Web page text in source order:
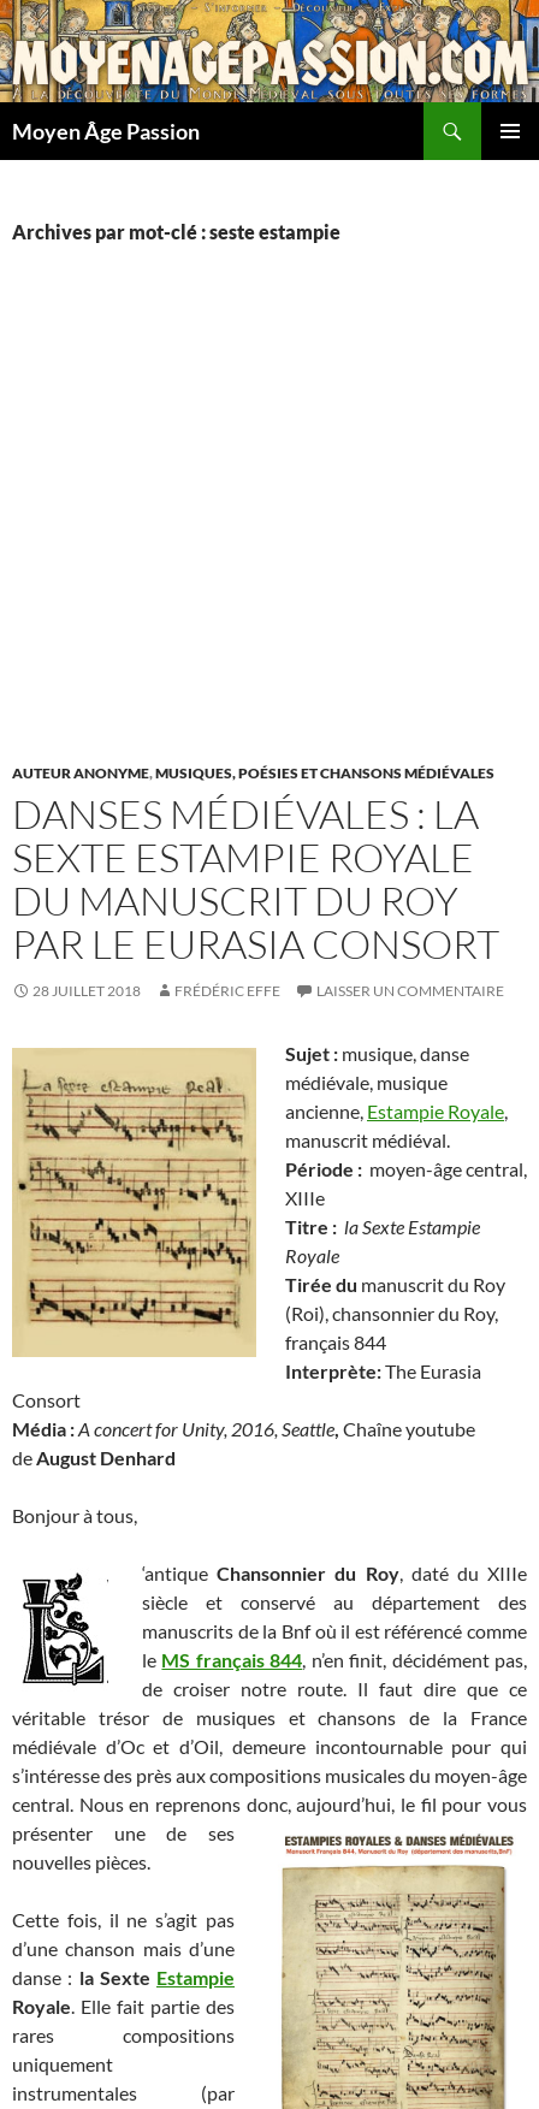
Aller
au
contenu
Moyen Âge Passion
Archives par mot-clé : seste estampie
AUTEUR ANONYME,MUSIQUES, POÉSIES ET CHANSONS MÉDIÉVALES
DANSES MÉDIÉVALES : LA
SEXTE ESTAMPIE ROYALE
DU MANUSCRIT DU ROY
PAR LE EURASIA CONSORT
28 JUILLET 2018 FRÉDÉRIC EFFE LAISSER UN COMMENTAIRE
Sujet : musique, danse
médiévale, musique
ancienne, Estampie Royale,
manuscrit médiéval.
Période : moyen-âge central,
XIIIe
Titre : la Sexte Estampie
Royale
Tirée du manuscrit du Roy
(Roi), chansonnier du Roy,
français 844
Interprète:The Eurasia
Consort
Média :A concert for Unity, 2016, Seattle, Chaîne youtube
deAugust Denhard
Bonjour à tous,
‘antiqueChansonnier du Roy, daté du XIIIe
siècle et conservé au département des
manuscrits de la Bnf où il est référencé comme
le MS français 844, n’en finit, décidément pas,
de croiser notre route. Il faut dire que ce
véritable trésor de musiques et chansons de la France
médiévale d’Oc et d’Oil, demeure incontournable pour qui
s’intéresse des près aux compositions musicales du moyen-âge
central. Nous en reprenons donc, aujourd’hui, le fil pour vous
présenter unede ses
nouvelles pièces.
Cette fois, il ne s’agit pas
d’une chanson mais d’une
danse : la Sexte Estampie
Royale. Elle fait partie des
rares compositions
uniquement
instrumentales (par